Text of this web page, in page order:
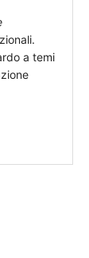
a temi